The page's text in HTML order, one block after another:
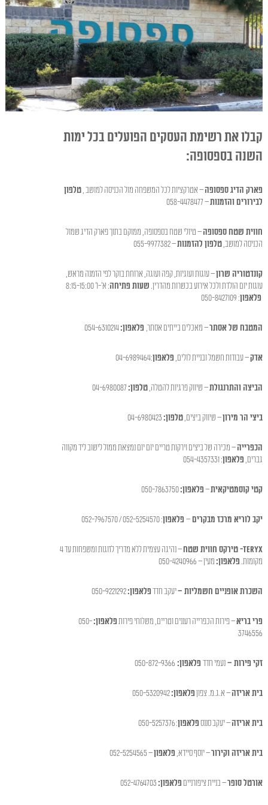
קבלו את רשימת העסקים הפועלים בכל ימות
השנה בספסופה:
פארק הדיג ספסופה– אטרקציות לכל המשפחה מול הכניסה למושב ,טלפון
לבירורים והזמנות– 058-4478477
חווית שטח ספסופה– טיולי שטח בספסופה, ממוקם בתוך פארק הדיג שמול
הכניסה למושב,טלפון להזמנות– 055-9977382
קונדטוריה שרון– עוגות ועוגיות, קפה ועוגה, ארוחת בוקר לפי הזמנה מראש,
עוגות יום הולדת ולכל אירוע בכשרות מהדרין. שעות פתיחה
: א'-ו' 8:15-15:00
פלאפון: 050-8427109
המטבח של אסתר– מאכלים בייתים אסתר, פלאפון:
אדק– עבודות חשמל ובניית לולים, פלאפון:04-6989464
הביצה והתרנגולת– שיווק פרגיות להטלה,טלפון:
ביצי הר מירון– שיווק ביצים,טלפון:
הכפרייה– מכירה של ביצים וירקות טריים יום יום נמצאת ממול לישוב ליד מקווה
גברים, פלאפון: 054-4357331
קטי קוסמטיקאית–פלאפון:
יקב לוריא מרכז מבקרים –פלאפון: 052-5254570 / 052-7967570
TERYX- טירקס חווית שטח
– נהיגה עצמית ללא מדריך לזוגות ומשפחות עד 4
מקומות. פלאפון: מעין – 050-4240966
השכרת אופניים חשמליות –יעקב חדדפלאפון:
פרי בריא– פירות הכפרייה רעננים וטריים, משלוחי פירותפלאפון:050-
3746556
זקי פירות –נעמי חדדפלאפון: 050-872-9366
בית אריזה– א.ג.מ. צפוןפלאפון:
בית אריזה– יעקב סננספלאפון: 050-5257376
בית אריזה וקירור– יוסף סיידא, פלאפון– 052-5254565
אורטל סופר– בניית ציפורניים פלאפון: